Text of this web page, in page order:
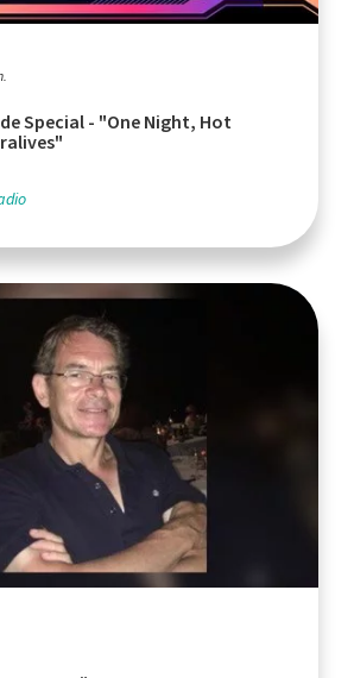
Special - "One Night, Hot